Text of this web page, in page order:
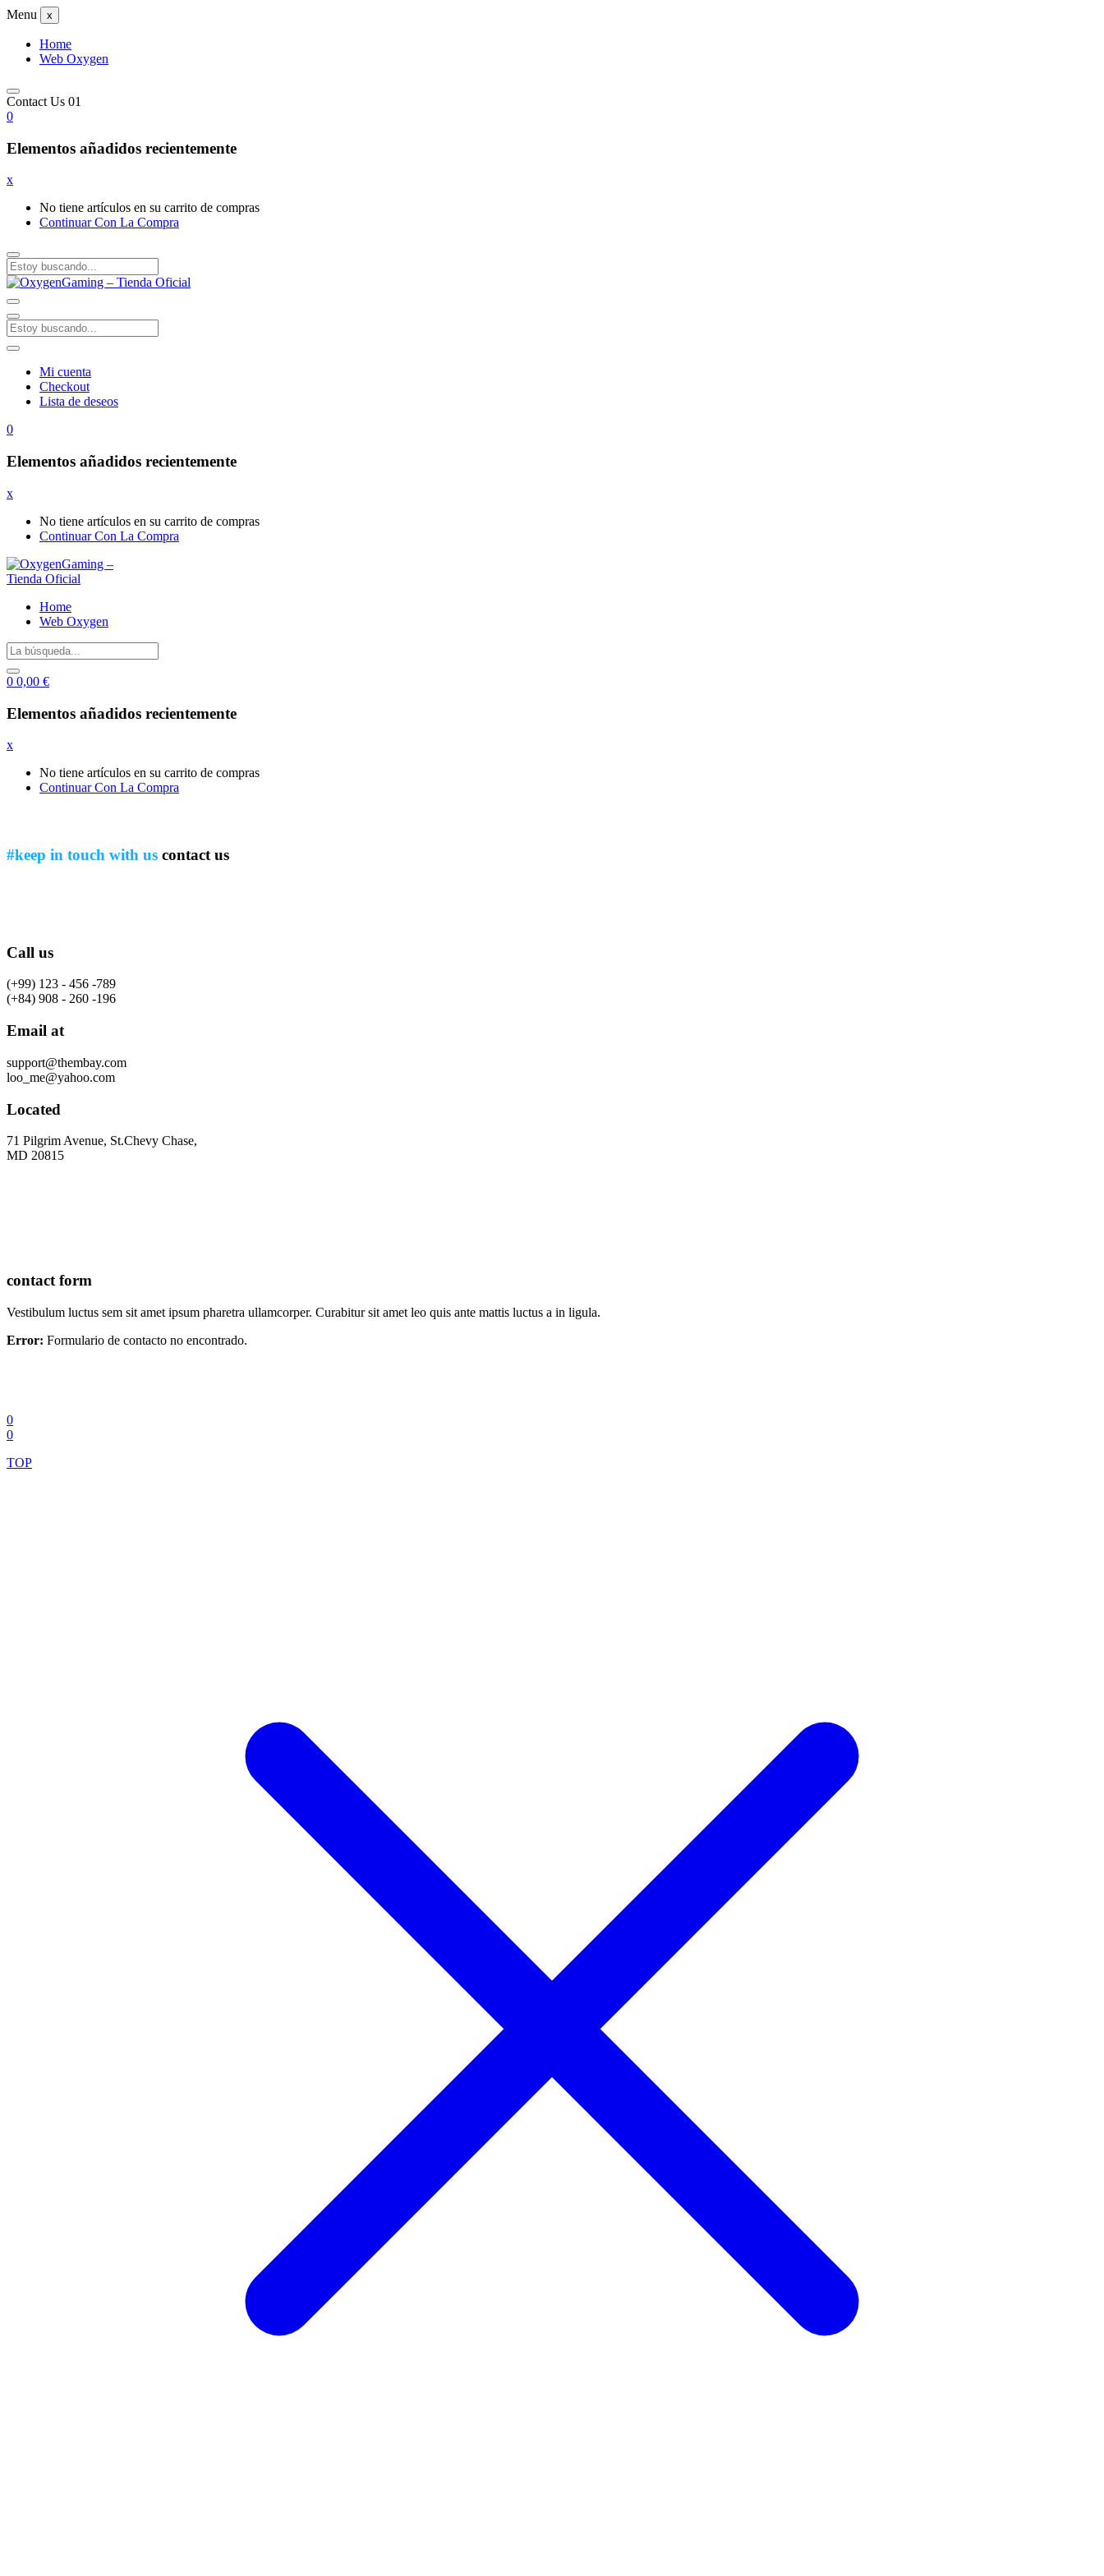
Menu x
Home
Web Oxygen
Contact Us 01
0
Elementos añadidos recientemente
x
No tiene artículos en su carrito de compras
Continuar Con La Compra
Mi cuenta
Checkout
Lista de deseos
0
Elementos añadidos recientemente
x
No tiene artículos en su carrito de compras
Continuar Con La Compra
Home
Web Oxygen
0 0,00 €
Elementos añadidos recientemente
x
No tiene artículos en su carrito de compras
Continuar Con La Compra
#keep in touch with us contact us
Call us
(+99) 123 - 456 -789
(+84) 908 - 260 -196
Email at
support@thembay.com
loo_me@yahoo.com
Located
71 Pilgrim Avenue, St.Chevy Chase,
MD 20815
contact form
Vestibulum luctus sem sit amet ipsum pharetra ullamcorper. Curabitur sit amet leo quis ante mattis luctus a in ligula.
Error: Formulario de contacto no encontrado.
0
0
TOP